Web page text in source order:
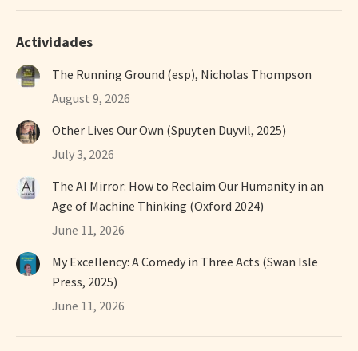
Actividades
The Running Ground (esp), Nicholas Thompson
August 9, 2026
Other Lives Our Own (Spuyten Duyvil, 2025)
July 3, 2026
The AI Mirror: How to Reclaim Our Humanity in an
Age of Machine Thinking (Oxford 2024)
June 11, 2026
My Excellency: A Comedy in Three Acts (Swan Isle
Press, 2025)
June 11, 2026